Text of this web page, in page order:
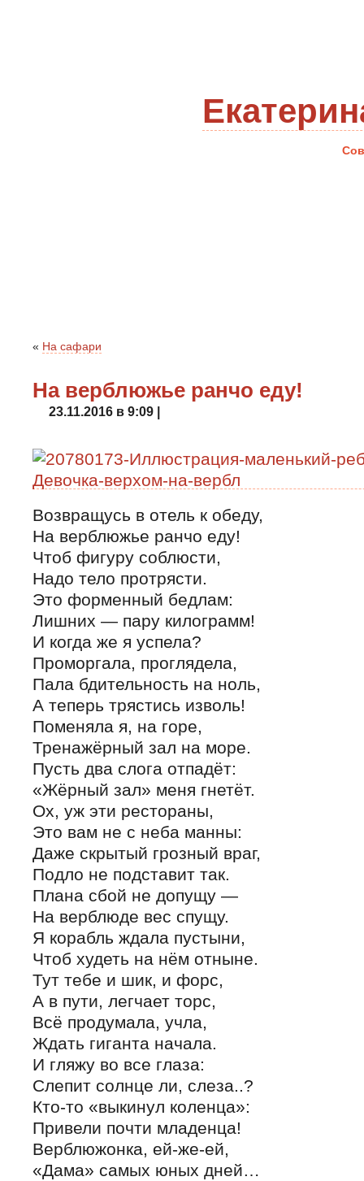
« На сафари
На верблюжье ранчо еду!
23.11.2016 в 9:09 |
Возвращусь в отель к обеду,
На верблюжье ранчо еду!
Чтоб фигуру соблюсти,
Надо тело протрясти.
Это форменный бедлам:
Лишних — пару килограмм!
И когда же я успела?
Проморгала, проглядела,
Пала бдительность на ноль,
А теперь трястись изволь!
Поменяла я, на горе,
Тренажёрный зал на море.
Пусть два слога отпадёт:
«Жёрный зал» меня гнетёт.
Ох, уж эти рестораны,
Это вам не с неба манны:
Даже скрытый грозный враг,
Подло не подставит так.
Плана сбой не допущу —
На верблюде вес спущу.
Я корабль ждала пустыни,
Чтоб худеть на нём отныне.
Тут тебе и шик, и форс,
А в пути, легчает торс,
Всё продумала, учла,
Ждать гиганта начала.
И гляжу во все глаза:
Слепит солнце ли, слеза..?
Кто-то «выкинул коленца»:
Привели почти младенца!
Верблюжонка, ей-же-ей,
«Дама» самых юных дней…